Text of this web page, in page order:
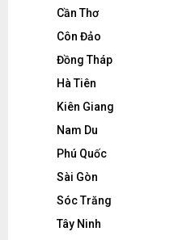
Cần Thơ
Côn Đảo
Đồng Tháp
Hà Tiên
Kiên Giang
Nam Du
Phú Quốc
Sài Gòn
Sóc Trăng
Tây Ninh